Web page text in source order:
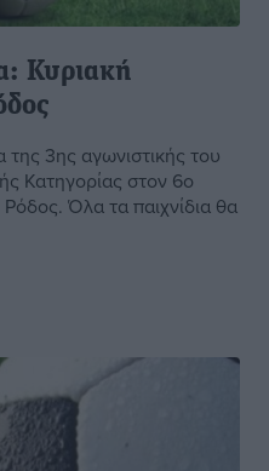
Κυριακή
3ης αγωνιστικής του
Κατηγορίας στον 6ο
Όλα τα παιχνίδια θα